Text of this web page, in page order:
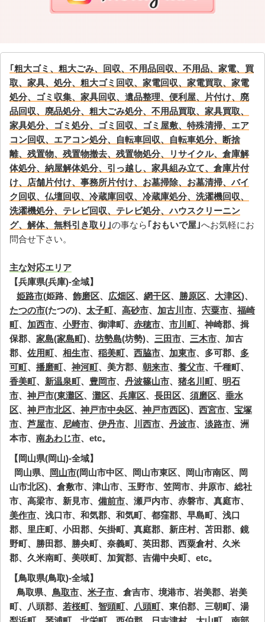
｢粗大ゴミ、粗大ごみ、回収、不用品回収、不用品、家電、買
取、家具、処分、粗大ゴミ回収、家電回収、家電買取、家電
処分、ゴミ収集、家具回収、遺品整理、便利屋、片付け、廃
品回収、廃品処分、粗大ごみ処分、不用品買取、家具買取、
家具処分、ゴミ処分、ゴミ回収、ゴミ屋敷、特殊清掃、エア
コン回収、エアコン処分、自転車回収、自転車処分、断捨
離、残置物、残置物撤去、残置物処分、リサイクル、倉庫解
体処分、納屋解体処分、引っ越し、家具組み立て、倉庫片付
け、店舗片付け、事務所片付け、お墓掃除、お墓清掃、バイ
ク回収、仏壇回収、冷蔵庫回収、冷蔵庫処分、洗濯機回収、
洗濯機処分、テレビ回収、テレビ処分、ハウスクリーニン
グ、解体、無料引き取り｣の事なら ｢おもいで屋｣へお気軽にお
問合せ下さい。
主な対応エリア
【兵庫県(兵庫)-全域】
姫路市(姫路、 飾磨区、 広畑区、 網干区、 勝原区、 大津区)、
たつの市(たつの)、 太子町、 高砂市、 加古川市、 宍粟市、 福崎
町、 加西市、 小野市、御津町、 赤穂市、 市川町、神崎郡、揖
保郡、 家島(家島町)、坊勢島(坊勢)、 三田市、 三木市、加古
郡、 佐用町、 相生市、 稲美町、 西脇市、 加東市、多可郡、 多
可町、 播磨町、 神河町、美方郡、 朝来市、 養父市、千種町、
香美町、 新温泉町、 豊岡市、 丹波篠山市、 猪名川町、 明石
市、 神戸市(東灘区、 灘区、 兵庫区、 長田区、 須磨区、 垂水
区、 神戸市北区、 神戸市中央区、 神戸市西区)、 西宮市、 宝塚
市、 芦屋市、 尼崎市、 伊丹市、 川西市、 丹波市、 淡路市、洲
本市、 南あわじ市、etc。
【岡山県(岡山)-全域】
岡山県、
岡山市(岡山市中区、岡山市東区、岡山市南区、岡
山市北区)、倉敷市、津山市、玉野市、笠岡市、井原市、総社
市、高梁市、新見市、 備前市、瀬戸内市、赤磐市、真庭市、
美作市、浅口市、和気郡、和気町、都窪郡、早島町、浅口
郡、里庄町、小田郡、矢掛町、真庭郡、新庄村、苫田郡、鏡
野町、勝田郡、勝央町、奈義町、英田郡、西粟倉村、久米
郡、久米南町、美咲町、加賀郡、吉備中央町、etc。
【鳥取県(鳥取)-全域】
鳥取県、 鳥取市、 米子市、倉吉市、境港市、岩美郡、岩美
町、八頭郡、 若桜町、 智頭町、 八頭町、東伯郡、三朝町、湯